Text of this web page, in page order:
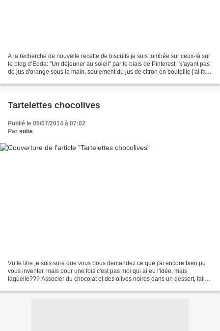
A la recherche de nouvelle recette de biscuits je suis tombée sur ceux-là sur
le blog d’Edda: "Un déjeuner au soleil" par le biais de Pinterest. N'ayant pas
de jus d'orange sous la main, seulement du jus de citron en bouteille j'ai fais
Tartelettes chocolives
Publié le 05/07/2014 à 07:02
Par sotis
Vu le titre je suis sure que vous bous demandez ce que j'ai encore bien pu
vous inventer, mais pour une fois c'est pas moi qui ai eu l'idée, mais
laquelle??? Associer du chocolat et des olives noires dans un dessert, fallait